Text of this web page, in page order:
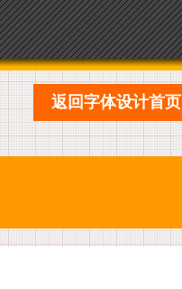
返回字体设计首页